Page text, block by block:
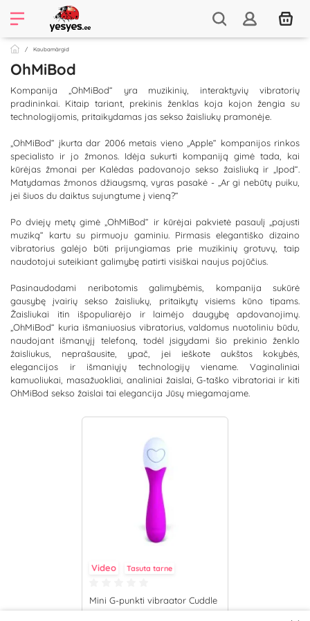
Kaubamärgid
OhMiBod
Kompanija „OhMiBod“ yra muzikinių, interaktyvių vibratorių
pradininkai. Kitaip tariant, prekinis ženklas koja kojon žengia su
technologijomis, pritaikydamas jas sekso žaisliukų pramonėje.
„OhMiBod“ įkurta dar 2006 metais vieno „Apple“ kompanijos rinkos
specialisto ir jo žmonos. Idėja sukurti kompaniją gimė tada, kai
kūrėjas žmonai per Kalėdas padovanojo sekso žaisliuką ir „Ipod“.
Matydamas žmonos džiaugsmą, vyras pasakė - „Ar gi nebūtų puiku,
jei šiuos du daiktus sujungtume į vieną?“
Po dviejų metų gimė „OhMiBod“ ir kūrėjai pakvietė pasaulį „pajusti
muziką“ kartu su pirmuoju gaminiu. Pirmasis elegantiško dizaino
vibratorius galėjo būti prijungiamas prie muzikinių grotuvų, taip
naudotojui suteikiant galimybę patirti visiškai naujus pojūčius.
Pasinaudodami neribotomis galimybėmis, kompanija sukūrė
gausybę įvairių sekso žaisliukų, pritaikytų visiems kūno tipams.
Žaisliukai itin išpopuliarėjo ir laimėjo daugybę apdovanojimų.
„OhMiBod“ kuria išmaniuosius vibratorius, valdomus nuotoliniu būdu,
naudojant išmanųjį telefoną, todėl įsigydami šio prekinio ženklo
žaisliukus, neprašausite, ypač, jei ieškote aukštos kokybės,
elegancijos ir išmaniųjų technologijų viename. Vaginaliniai
kamuoliukai, masažuokliai, analiniai žaislai, G-taško vibratoriai ir kiti
OhMiBod sekso žaislai tai elegancija Jūsų miegamajame.
Video Tasuta tarne
Mini G-punkti vibraator Cuddle